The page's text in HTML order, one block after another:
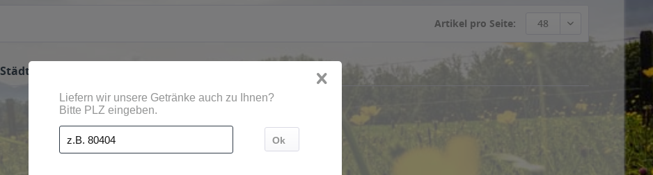
Artikel pro Seite: 48
Orten und Postleitzahl-Gebieten geliefert